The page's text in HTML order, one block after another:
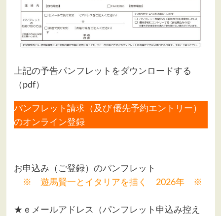
上記の予告パンフレットをダウンロードする
（pdf）
パンフレット請求（及び 優先予約エントリー）
のオンライン登録
お申込み（ご登録）のパンフレット
※ 遊馬賢一とイタリアを描く 2026年 ※
★ｅメールアドレス（パンフレット申込み控え